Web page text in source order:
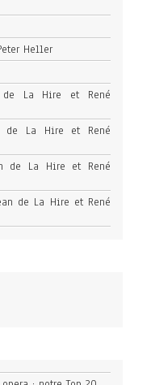
Heller
La Hire et René
de La Hire et René
de La Hire et René
de La Hire et René